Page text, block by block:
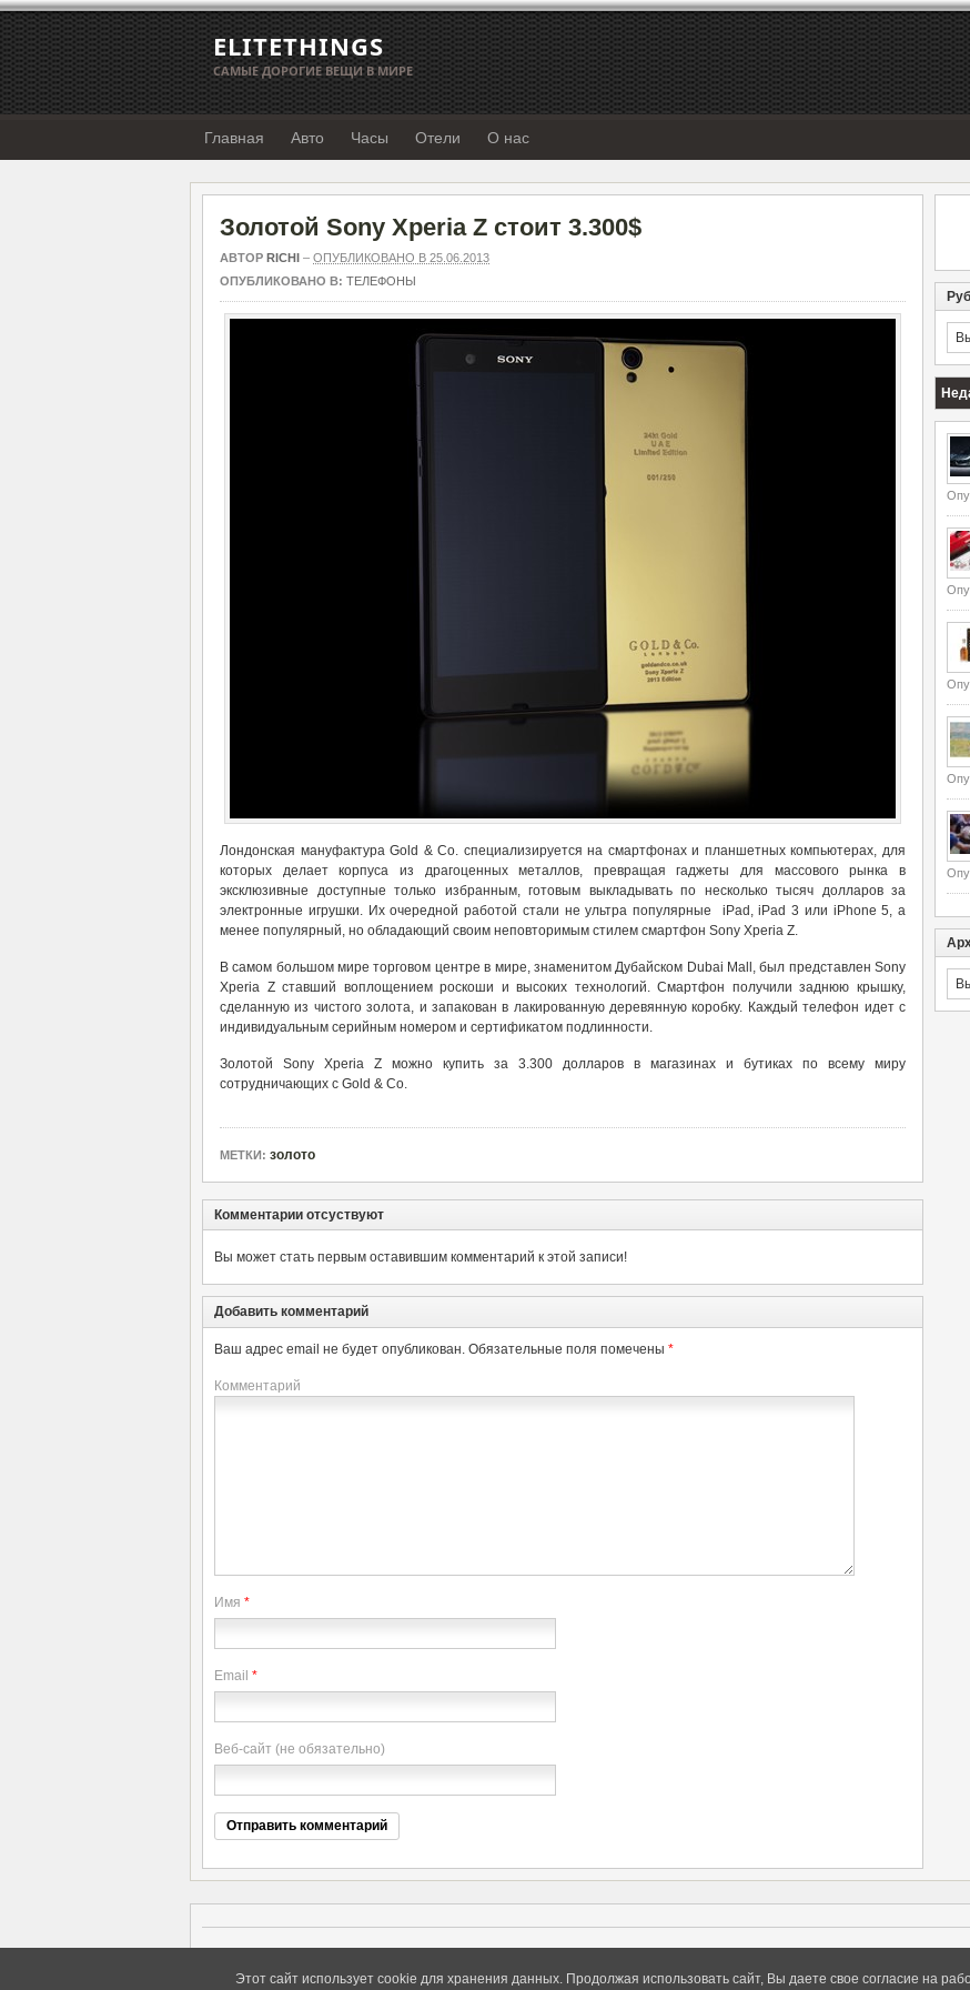
ELITETHINGS
САМЫЕ ДОРОГИЕ ВЕЩИ В МИРЕ
Главная Авто Часы Отели О нас
Золотой Sony Xperia Z стоит 3.300$
АВТОР RICHI – ОПУБЛИКОВАНО В 25.06.2013
ОПУБЛИКОВАНО В: ТЕЛЕФОНЫ
Лондонская мануфактура Gold & Co. специализируется на смартфонах и планшетных компьютерах, для
которых делает корпуса из драгоценных металлов, превращая гаджеты для массового рынка в
эксклюзивные доступные только избранным, готовым выкладывать по несколько тысяч долларов за
электронные игрушки. Их очередной работой стали не ультра популярные iPad, iPad 3 или iPhone 5, а
менее популярный, но обладающий своим неповторимым стилем смартфон Sony Xperia Z.
В самом большом мире торговом центре в мире, знаменитом Дубайском Dubai Mall, был представлен Sony
Xperia Z ставший воплощением роскоши и высоких технологий. Смартфон получили заднюю крышку,
сделанную из чистого золота, и запакован в лакированную деревянную коробку. Каждый телефон идет с
индивидуальным серийным номером и сертификатом подлинности.
Золотой Sony Xperia Z можно купить за 3.300 долларов в магазинах и бутиках по всему миру
сотрудничающих с Gold & Co.
МЕТКИ: золото
Комментарии отсуствуют
Вы может стать первым оставившим комментарий к этой записи!
Добавить комментарий
Ваш адрес email не будет опубликован. Обязательные поля помечены *
Комментарий
Имя *
Email *
Веб-сайт (не обязательно)
Этот сайт использует cookie для хранения данных. Продолжая использовать сайт, Вы даете свое согласие на